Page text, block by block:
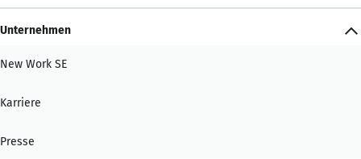
Unternehmen
New Work SE
Karriere
Presse